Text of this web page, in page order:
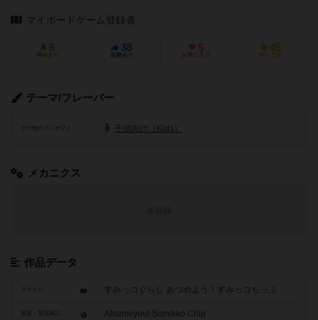
マイボードゲーム登録者
6
興味あり
38
経験あり
5
お気に入り
45
持ってる
テーマ/フレーバー
その他のコンセプト 子供向け（Kids）
メカニクス
作品データ
タイトル すみっコぐらし あつめよう！すみっコちっぷ
Atsumeyou! Sumikko Chip